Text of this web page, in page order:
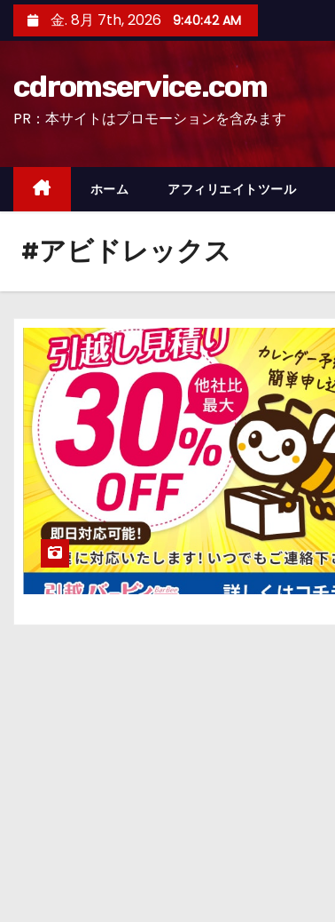
ン
ッ
金. 8月 7th, 2026 9:40:43 AM
cdromservice.com
PR：本サイトはプロモーションを含みます
ホーム アフィリエイトツール
#アビドレックス